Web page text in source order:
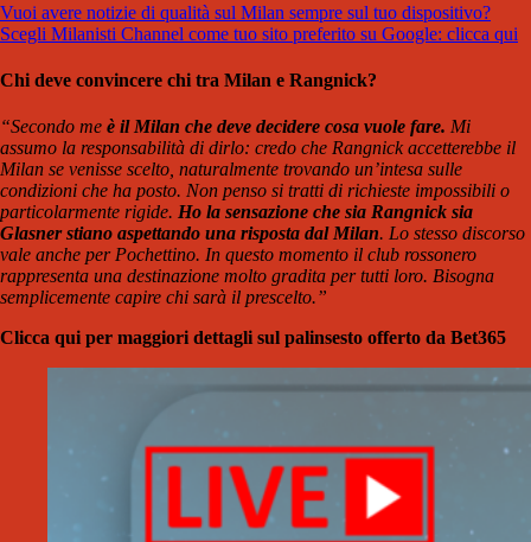
Vuoi avere notizie di qualità sul Milan sempre sul tuo dispositivo?
Scegli Milanisti Channel come tuo sito preferito su Google: clicca qui
Chi deve convincere chi tra Milan e Rangnick?
“Secondo me è il Milan che deve decidere cosa vuole fare. Mi
assumo la responsabilità di dirlo: credo che Rangnick accetterebbe il
Milan se venisse scelto, naturalmente trovando un’intesa sulle
condizioni che ha posto. Non penso si tratti di richieste impossibili o
particolarmente rigide. Ho la sensazione che sia Rangnick sia
Glasner stiano aspettando una risposta dal Milan. Lo stesso discorso
vale anche per Pochettino. In questo momento il club rossonero
rappresenta una destinazione molto gradita per tutti loro. Bisogna
semplicemente capire chi sarà il prescelto.”
Clicca qui per maggiori dettagli sul palinsesto offerto da Bet365